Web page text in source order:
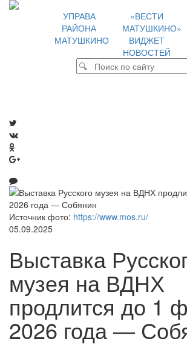
УПРАВА
РАЙОНА
МАТУШКИНО
«ВЕСТИ
МАТУШКИНО»
ВИДЖЕТ
НОВОСТЕЙ
Источник фото: https://www.mos.ru/
05.09.2025
Выставка
музея на ВДНХ
продлится до 1
2026 года —